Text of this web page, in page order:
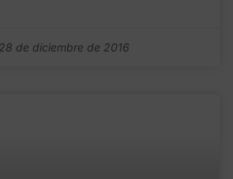
28 de diciembre de 2016